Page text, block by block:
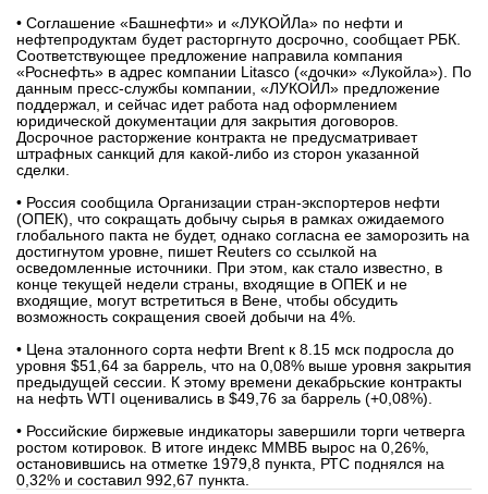
вконтакте
телеграм
Стать автором
Вход
• Соглашение «Башнефти» и «ЛУКОЙЛа» по нефти и
нефтепродуктам будет расторгнуто досрочно, сообщает РБК.
Соответствующее предложение направила компания
«Роснефть» в адрес компании Litasco («дочки» «Лукойла»). По
данным пресс-службы компании, «ЛУКОЙЛ» предложение
поддержал, и сейчас идет работа над оформлением
юридической документации для закрытия договоров.
Досрочное расторжение контракта не предусматривает
штрафных санкций для какой-либо из сторон указанной
сделки.
• Россия сообщила Организации стран-экспортеров нефти
(ОПЕК), что сокращать добычу сырья в рамках ожидаемого
глобального пакта не будет, однако согласна ее заморозить на
достигнутом уровне, пишет Reuters со ссылкой на
осведомленные источники. При этом, как стало известно, в
конце текущей недели страны, входящие в ОПЕК и не
входящие, могут встретиться в Вене, чтобы обсудить
возможность сокращения своей добычи на 4%.
• Цена эталонного сорта нефти Brent к 8.15 мск подросла до
уровня $51,64 за баррель, что на 0,08% выше уровня закрытия
предыдущей сессии. К этому времени декабрьские контракты
на нефть WTI оценивались в $49,76 за баррель (+0,08%).
• Российские биржевые индикаторы завершили торги четверга
ростом котировок. В итоге индекс ММВБ вырос на 0,26%,
остановившись на отметке 1979,8 пункта, РТС поднялся на
0,32% и составил 992,67 пункта.